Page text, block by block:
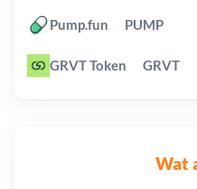
Wat
Pump.fun PUMP
GRVT Token GRVT